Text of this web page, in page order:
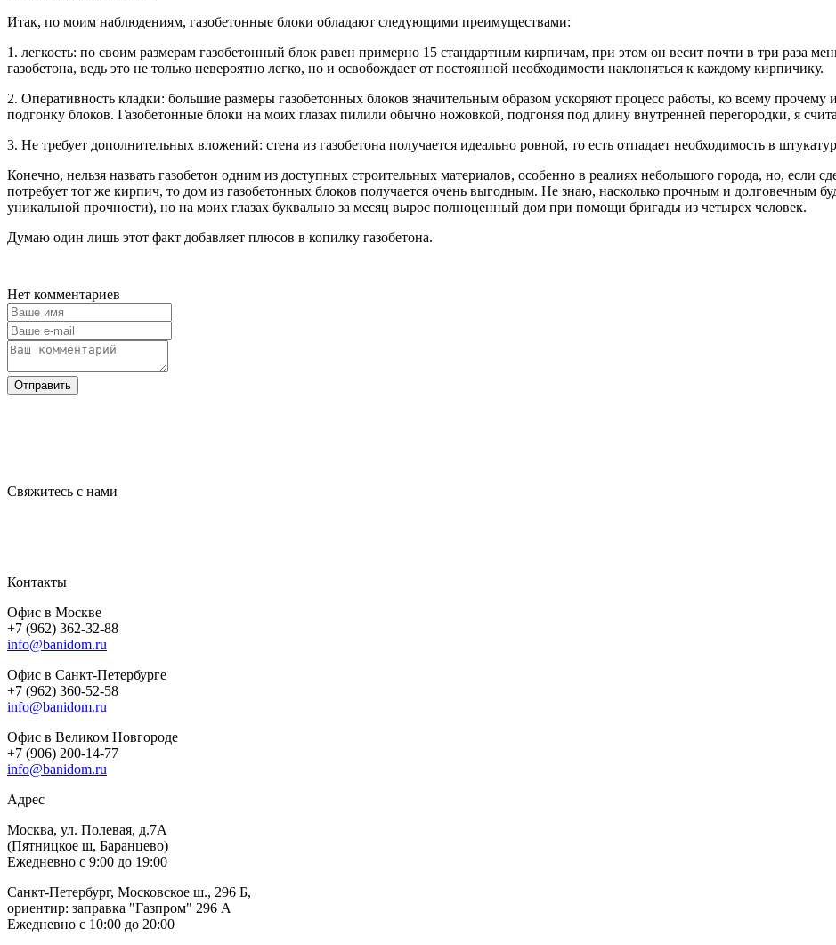
Итак, по моим наблюдениям, газобетонные блоки обладают следующими преимуществами:
1. легкость: по своим размерам газобетонный блок равен примерно 15 стандартным кирпичам, при этом он весит почти в три раза
газобетона, ведь это не только невероятно легко, но и освобождает от постоянной необходимости наклоняться к каждому кирпичику.
2. Оперативность кладки: большие размеры газобетонных блоков значительным образом ускоряют процесс работы, ко всему
подгонку блоков. Газобетонные блоки на моих глазах пилили обычно ножовкой, подгоняя под длину внутренней перегородки, я
3. Не требует дополнительных вложений: стена из газобетона получается идеально ровной, то есть отпадает необходимость в
Конечно, нельзя назвать газобетон одним из доступных строительных материалов, особенно в реалиях небольшого города, но, если
потребует тот же кирпич, то дом из газобетонных блоков получается очень выгодным. Не знаю, насколько прочным и долговечным
уникальной прочности), но на моих глазах буквально за месяц вырос полноценный дом при помощи бригады из четырех человек.
Думаю один лишь этот факт добавляет плюсов в копилку газобетона.
Нет комментариев
Отправить
Свяжитесь с нами
Контакты
Офис в Москве
+7 (962) 362-32-88
info@banidom.ru
Офис в Санкт-Петербурге
+7 (962) 360-52-58
info@banidom.ru
Офис в Великом Новгороде
+7 (906) 200-14-77
info@banidom.ru
Адрес
Москва, ул. Полевая, д.7А
(Пятницкое ш, Баранцево)
Ежедневно с 9:00 до 19:00
Санкт-Петербург, Московское ш., 296 Б,
ориентир: заправка "Газпром" 296 А
Ежедневно с 10:00 до 20:00